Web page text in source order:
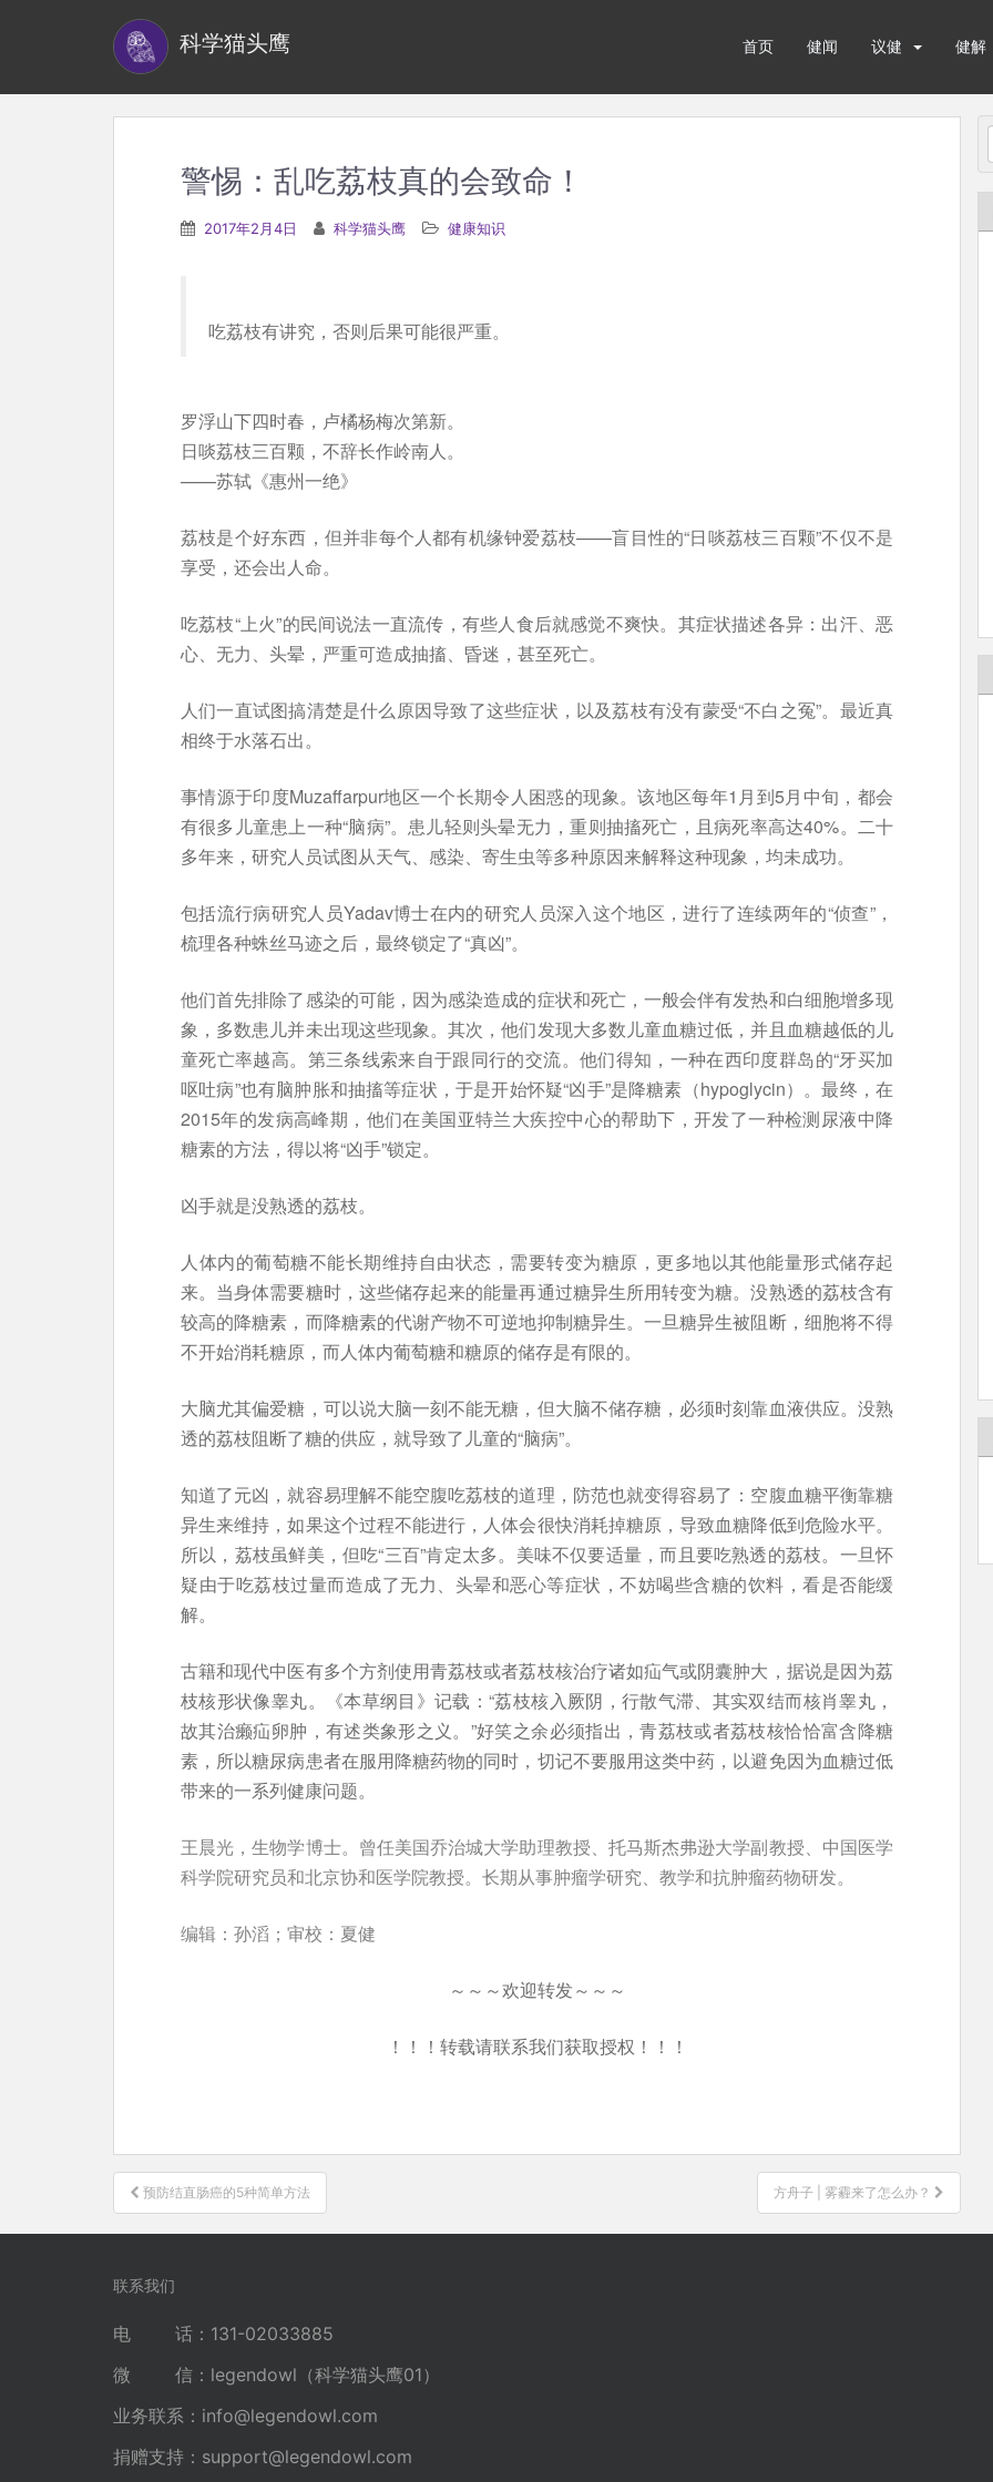
科学猫头鹰 首页 健闻 议健 健解
警惕：乱吃荔枝真的会致命！
2017年2月4日 科学猫头鹰 健康知识
吃荔枝有讲究，否则后果可能很严重。
罗浮山下四时春，卢橘杨梅次第新。
日啖荔枝三百颗，不辞长作岭南人。
——苏轼《惠州一绝》
荔枝是个好东西，但并非每个人都有机缘钟爱荔枝——盲目性的“日啖荔枝三百颗”不仅不是
享受，还会出人命。
吃荔枝“上火”的民间说法一直流传，有些人食后就感觉不爽快。其症状描述各异：出汗、恶
心、无力、头晕，严重可造成抽搐、昏迷，甚至死亡。
人们一直试图搞清楚是什么原因导致了这些症状，以及荔枝有没有蒙受“不白之冤”。最近真
相终于水落石出。
事情源于印度Muzaffarpur地区一个长期令人困惑的现象。该地区每年1月到5月中旬，都会
有很多儿童患上一种“脑病”。患儿轻则头晕无力，重则抽搐死亡，且病死率高达40%。二十
多年来，研究人员试图从天气、感染、寄生虫等多种原因来解释这种现象，均未成功。
包括流行病研究人员Yadav博士在内的研究人员深入这个地区，进行了连续两年的“侦查”，
梳理各种蛛丝马迹之后，最终锁定了“真凶”。
他们首先排除了感染的可能，因为感染造成的症状和死亡，一般会伴有发热和白细胞增多现
象，多数患儿并未出现这些现象。其次，他们发现大多数儿童血糖过低，并且血糖越低的儿
童死亡率越高。第三条线索来自于跟同行的交流。他们得知，一种在西印度群岛的“牙买加
呕吐病”也有脑肿胀和抽搐等症状，于是开始怀疑“凶手”是降糖素（hypoglycin）。最终，在
2015年的发病高峰期，他们在美国亚特兰大疾控中心的帮助下，开发了一种检测尿液中降
糖素的方法，得以将“凶手”锁定。
凶手就是没熟透的荔枝。
人体内的葡萄糖不能长期维持自由状态，需要转变为糖原，更多地以其他能量形式储存起
来。当身体需要糖时，这些储存起来的能量再通过糖异生所用转变为糖。没熟透的荔枝含有
较高的降糖素，而降糖素的代谢产物不可逆地抑制糖异生。一旦糖异生被阻断，细胞将不得
不开始消耗糖原，而人体内葡萄糖和糖原的储存是有限的。
大脑尤其偏爱糖，可以说大脑一刻不能无糖，但大脑不储存糖，必须时刻靠血液供应。没熟
透的荔枝阻断了糖的供应，就导致了儿童的“脑病”。
知道了元凶，就容易理解不能空腹吃荔枝的道理，防范也就变得容易了：空腹血糖平衡靠糖
异生来维持，如果这个过程不能进行，人体会很快消耗掉糖原，导致血糖降低到危险水平。
所以，荔枝虽鲜美，但吃“三百”肯定太多。美味不仅要适量，而且要吃熟透的荔枝。一旦怀
疑由于吃荔枝过量而造成了无力、头晕和恶心等症状，不妨喝些含糖的饮料，看是否能缓
解。
古籍和现代中医有多个方剂使用青荔枝或者荔枝核治疗诸如疝气或阴囊肿大，据说是因为荔
枝核形状像睾丸。《本草纲目》记载：“荔枝核入厥阴，行散气滞、其实双结而核肖睾丸，
故其治癞疝卵肿，有述类象形之义。”好笑之余必须指出，青荔枝或者荔枝核恰恰富含降糖
素，所以糖尿病患者在服用降糖药物的同时，切记不要服用这类中药，以避免因为血糖过低
带来的一系列健康问题。
王晨光，生物学博士。曾任美国乔治城大学助理教授、托马斯杰弗逊大学副教授、中国医学
科学院研究员和北京协和医学院教授。长期从事肿瘤学研究、教学和抗肿瘤药物研发。
编辑：孙滔；审校：夏健
～～～欢迎转发～～～
！！！转载请联系我们获取授权！！！
文
章
导
预防结直肠癌的5种简单方法 方舟子 | 雾霾来了怎么办？
联系我们
电 话：131-02033885
微 信：legendowl（科学猫头鹰01）
业务联系： info@legendowl.com
捐赠支持： support@legendowl.com